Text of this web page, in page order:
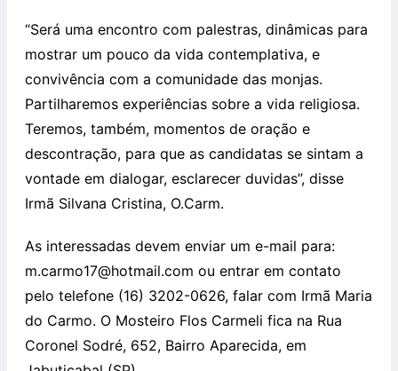
“Será uma encontro com palestras, dinâmicas para
mostrar um pouco da vida contemplativa, e
convivência com a comunidade das monjas.
Partilharemos experiências sobre a vida religiosa.
Teremos, também, momentos de oração e
descontração, para que as candidatas se sintam a
vontade em dialogar, esclarecer duvidas”, disse
Irmã Silvana Cristina, O.Carm.
As interessadas devem enviar um e-mail para:
m.carmo17@hotmail.com ou entrar em contato
pelo telefone (16) 3202-0626, falar com Irmã Maria
do Carmo. O Mosteiro Flos Carmeli fica na Rua
Coronel Sodré, 652, Bairro Aparecida, em